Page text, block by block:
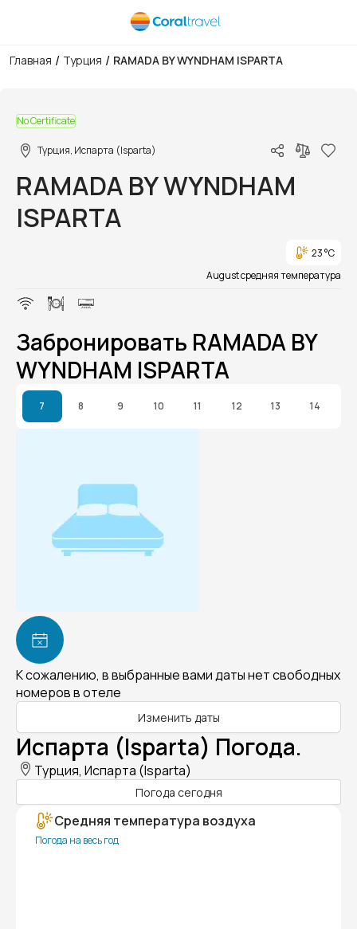
Главная / Турция / RAMADA BY WYNDHAM ISPARTA
No Certificate
Турция, Испарта (Isparta)
RAMADA BY WYNDHAM
ISPARTA
23 °C
August средняя температура
Забронировать RAMADA BY
WYNDHAM ISPARTA
7 8 9 10 11 12 13 14
К сожалению, в выбранные вами даты нет свободных
номеров в отеле
Изменить даты
Испарта (Isparta) Погода.
Турция, Испарта (Isparta)
Погода сегодня
Средняя температура воздуха
Погода на весь год